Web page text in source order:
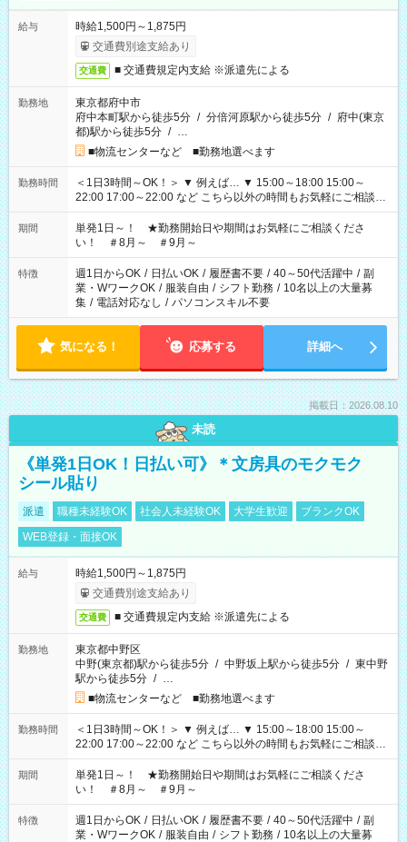
給与
時給1,500円～1,875円
交通費別途支給あり
交通費 ■ 交通費規定内支給 ※派遣先による
勤務地
東京都府中市
府中本町駅から徒歩5分 / 分倍河原駅から徒歩5分 / 府中(東京
都)駅から徒歩5分 / …
■物流センターなど ■勤務地選べます
勤務時間
＜1日3時間～OK！＞ ▼ 例えば… ▼ 15:00～18:00 15:00～
22:00 17:00～22:00 など こちら以外の時間もお気軽にご相談く
ださい！
期間
単発1日～！ ★勤務開始日や期間はお気軽にご相談くださ
い！ ＃8月～ ＃9月～
特徴 週1日からOK / 日払いOK / 履歴書不要 / 40～50代活躍中 / 副
業・WワークOK / 服装自由 / シフト勤務 / 10名以上の大量募
集 / 電話対応なし / パソコンスキル不要
気になる！ 応募する 詳細へ
掲載日：2026.08.10
未読
《単発1日OK！日払い可》＊文房具のモクモク
シール貼り
派遣 職種未経験OK 社会人未経験OK 大学生歓迎
ブランクOK
WEB登録・面接OK
給与
時給1,500円～1,875円
交通費別途支給あり
交通費 ■ 交通費規定内支給 ※派遣先による
勤務地
東京都中野区
中野(東京都)駅から徒歩5分 / 中野坂上駅から徒歩5分 / 東中野
駅から徒歩5分 / …
■物流センターなど ■勤務地選べます
勤務時間
＜1日3時間～OK！＞ ▼ 例えば… ▼ 15:00～18:00 15:00～
22:00 17:00～22:00 など こちら以外の時間もお気軽にご相談く
ださい！
期間
単発1日～！ ★勤務開始日や期間はお気軽にご相談くださ
い！ ＃8月～ ＃9月～
特徴 週1日からOK / 日払いOK / 履歴書不要 / 40～50代活躍中 / 副
業・WワークOK / 服装自由 / シフト勤務 / 10名以上の大量募